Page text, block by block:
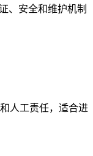
、安全和维护机制
人工责任，适合进